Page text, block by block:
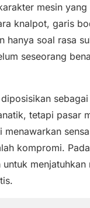
mesin
knalpot, garis
hanya soal rasa
seseorang
tetapi pasar
menawarkan
kompromi.